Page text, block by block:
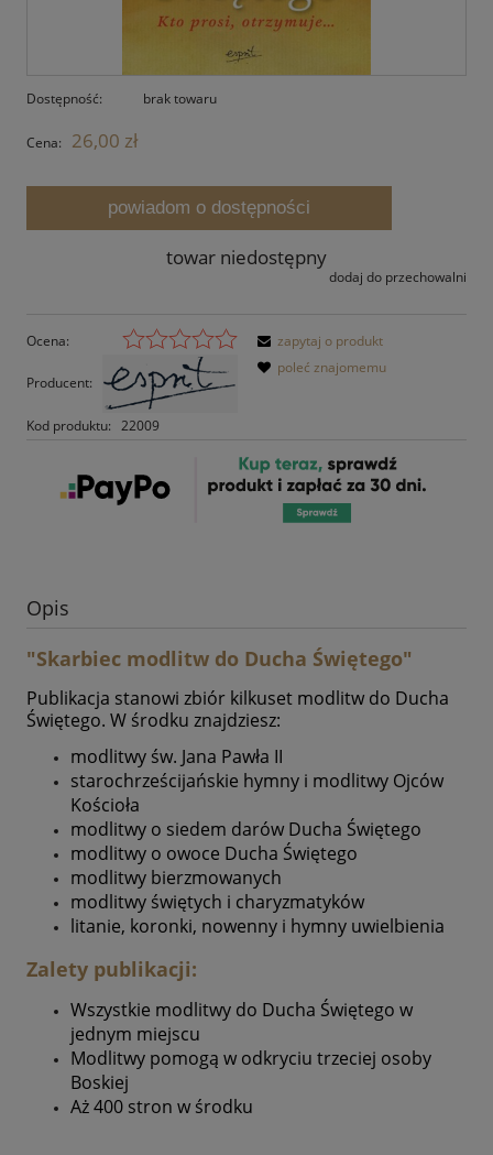
Dostępność: brak towaru
Cena: 26,00 zł
powiadom o dostępności
towar niedostępny
dodaj do przechowalni
Ocena:
Producent:
Kod produktu: 22009
zapytaj o produkt
poleć znajomemu
Opis
"Skarbiec modlitw do Ducha Świętego"
Publikacja stanowi zbiór kilkuset modlitw do Ducha
Świętego. W środku znajdziesz:
modlitwy św. Jana Pawła II
starochrześcijańskie hymny i modlitwy Ojców
Kościoła
modlitwy o siedem darów Ducha Świętego
modlitwy o owoce Ducha Świętego
modlitwy bierzmowanych
modlitwy świętych i charyzmatyków
litanie, koronki, nowenny i hymny uwielbienia
Zalety publikacji:
Wszystkie modlitwy do Ducha Świętego w
jednym miejscu
Modlitwy pomogą w odkryciu trzeciej osoby
Boskiej
Aż 400 stron w środku